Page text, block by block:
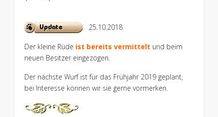
25.10.2018
Der kleine Rüde ist bereits vermittelt und beim
neuen Besitzer eingezogen.
Der nächste Wurf ist für das Frühjahr 2019 geplant,
bei Interesse können wir sie gerne vormerken.